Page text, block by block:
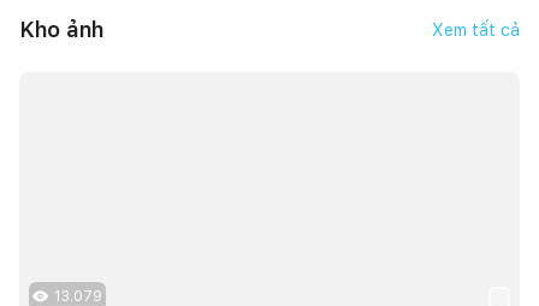
Kho ảnh Xem tất cả
13.079